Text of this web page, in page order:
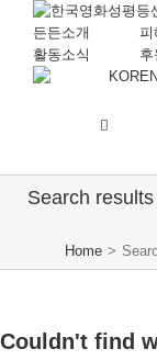
든든소개 피
활동소식
후
KOR
Search
Home >
Couldn't find